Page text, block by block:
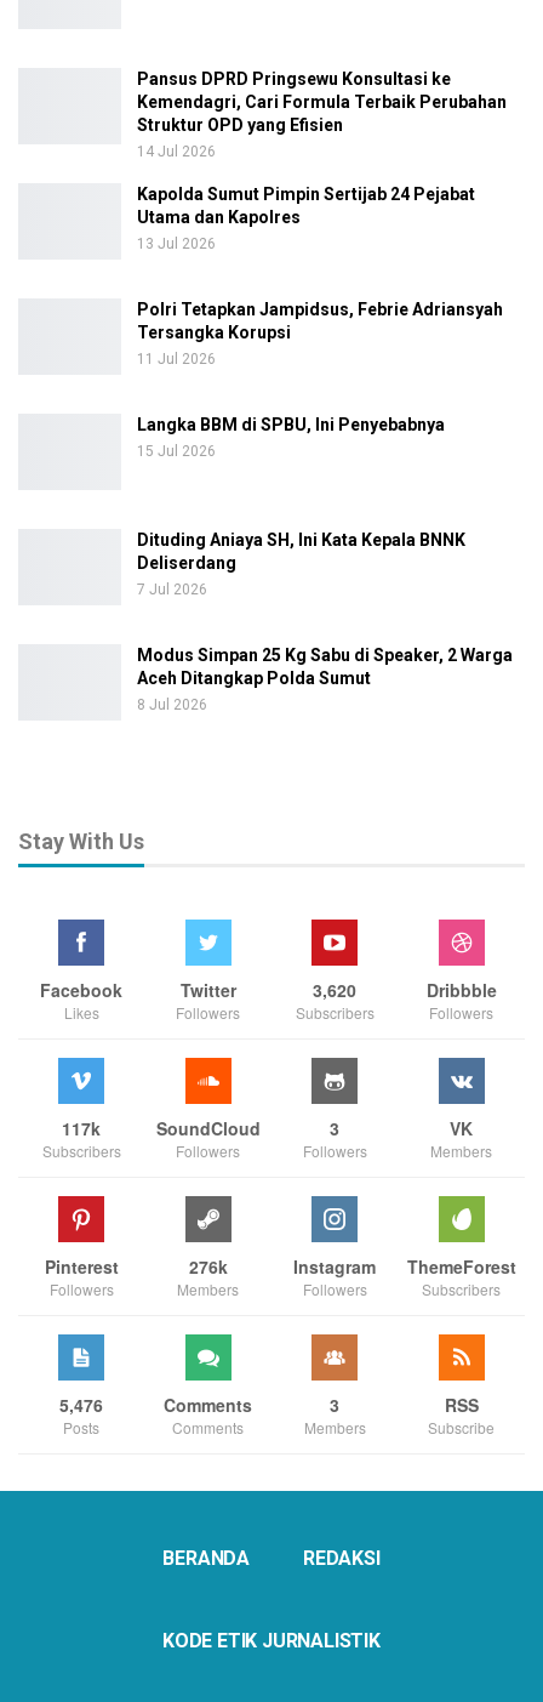
Pansus DPRD Pringsewu Konsultasi ke
Kemendagri, Cari Formula Terbaik Perubahan
Struktur OPD yang Efisien
14 Jul 2026
Kapolda Sumut Pimpin Sertijab 24 Pejabat
Utama dan Kapolres
13 Jul 2026
Polri Tetapkan Jampidsus, Febrie Adriansyah
Tersangka Korupsi
11 Jul 2026
Langka BBM di SPBU, Ini Penyebabnya
15 Jul 2026
Dituding Aniaya SH, Ini Kata Kepala BNNK
Deliserdang
7 Jul 2026
Modus Simpan 25 Kg Sabu di Speaker, 2 Warga
Aceh Ditangkap Polda Sumut
8 Jul 2026
Stay With Us
Facebook
Likes
Twitter
Followers
3,620
Subscribers
Dribbble
Followers
117k
Subscribers
SoundCloud
Followers
3
Followers
VK
Members
Pinterest
Followers
276k
Members
Instagram
Followers
ThemeForest
Subscribers
5,476
Posts
Comments
Comments
3
Members
RSS
Subscribe
BERANDA REDAKSI
KODE ETIK JURNALISTIK